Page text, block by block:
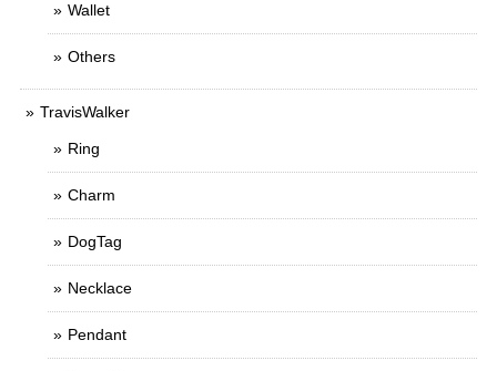
Wallet
Others
TravisWalker
Ring
Charm
DogTag
Necklace
Pendant